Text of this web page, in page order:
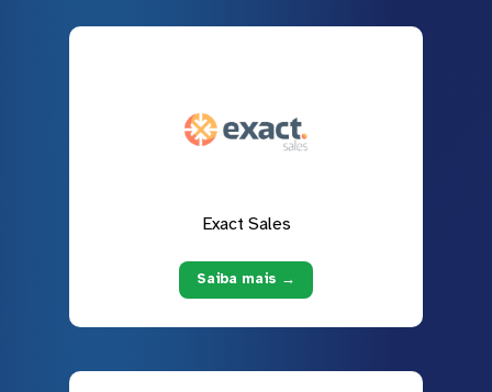
Exact Sales
Saiba mais →